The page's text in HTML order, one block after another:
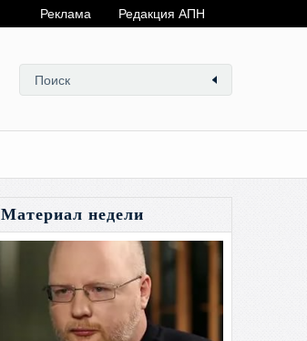
Реклама Редакция АПН
Материал недели